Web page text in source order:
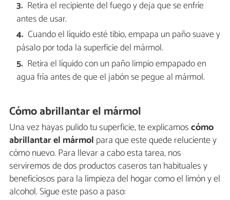
Retira el recipiente del fuego y deja que se enfríe
antes de usar.
Cuando el líquido esté tibio, empapa un paño suave y
pásalo por toda la superficie del mármol.
Retira el líquido con un paño limpio empapado en
agua fría antes de que el jabón se pegue al mármol.
Cómo abrillantar el mármol
Una vez hayas pulido tu superficie, te explicamoscómo
abrillantar el mármol para que este quede reluciente y
cómo nuevo. Para llevar a cabo esta tarea, nos
serviremos de dos productos caseros tan habituales y
beneficiosos para la limpieza del hogar como el limón y el
alcohol. Sigue este paso a paso: